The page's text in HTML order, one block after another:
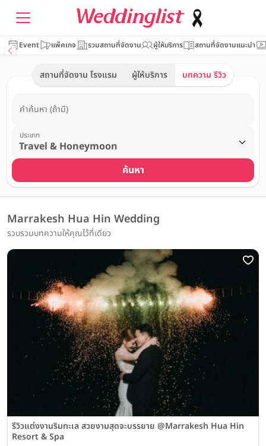
Event แพ็คเกจ รวมสถานที่จัดงาน ผู้ให้บริการ สถานที่จัดงานแนะนำ
สถานที่จัดงาน โรงแรม ผู้ให้บริการ บทความ รีวิว
คำค้นหา (ถ้ามี)
ประเภท
ค้นหา
Marrakesh Hua Hin Wedding
รวบรวมบทความให้คุณไว้ที่เดียว
รีวิวแต่งงานริมทะเล สวยงามสุดจะบรรยาย @Marrakesh Hua Hin
Resort & Spa